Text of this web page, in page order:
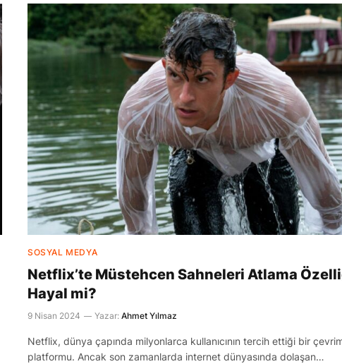
SOSYAL MEDYA
Netflix’te Müstehcen Sahneleri Atlama
Hayal mi?
9 Nisan 2024 Yazar: Ahmet Yılmaz
Netflix, dünya çapında milyonlarca kullanıcının tercih ettiği bir
platformu. Ancak son zamanlarda internet dünyasında dolaşan…